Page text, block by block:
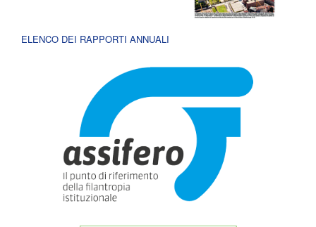
ELENCO DEI RAPPORTI ANNUALI